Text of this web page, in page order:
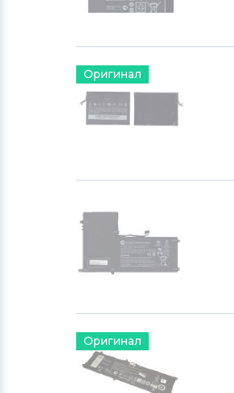
Оригинал
Оригинал